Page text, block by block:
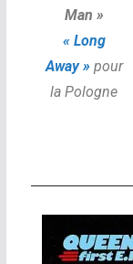
Man »
« Long
Away » pour
la Pologne